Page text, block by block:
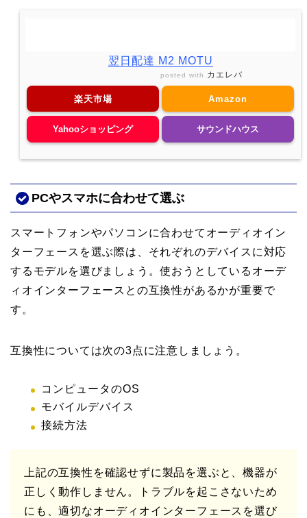
翌日配達 M2 MOTU
posted with カエレバ
楽天市場 Amazon
Yahooショッピング サウンドハウス
PCやスマホに合わせて選ぶ
スマートフォンやパソコンに合わせてオーディオイン
ターフェースを選ぶ際は、それぞれのデバイスに対応
するモデルを選びましょう。使おうとしているオーデ
ィオインターフェースとの互換性があるかが重要で
す。
互換性については次の3点に注意しましょう。
コンピュータのOS
モバイルデバイス
接続方法
上記の互換性を確認せずに製品を選ぶと、機器が
正しく動作しません。トラブルを起こさないため
にも、適切なオーディオインターフェースを選び